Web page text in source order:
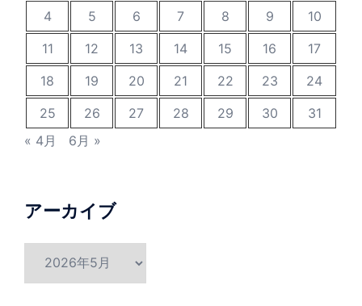
4
5 6 7 8 9
10
11
12 13 14 15 16
17
18
19 20 21 22 23
24
25
26 27 28 29 30
31
« 4月
6月 »
アーカイブ